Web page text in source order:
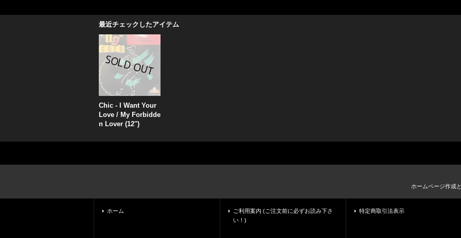
最近チェックしたアイテム
Chic - I Want Your
Love / My Forbidde
n Lover (12'')
ホームページ作成
ホーム
ご利用案内 (ご注文前に必ずお読み下さ
い！)
特定商取引法表示